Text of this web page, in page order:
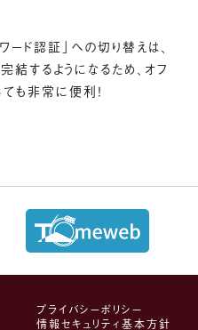
ド認証」への切り替えは、
結するようになるため、オフ
も非常に便利！
プライバシーポリシー
情報セキュリティ基本方針